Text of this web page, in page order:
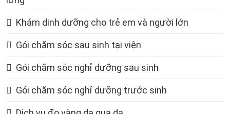
Khám dinh dưỡng cho trẻ em và người lớn
Gói chăm sóc sau sinh tại viện
Gói chăm sóc nghỉ dưỡng sau sinh
Gói chăm sóc nghỉ dưỡng trước sinh